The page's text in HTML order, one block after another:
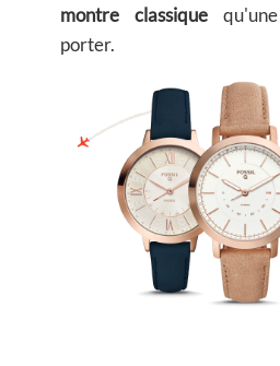
montre classiquequ'une
porter.